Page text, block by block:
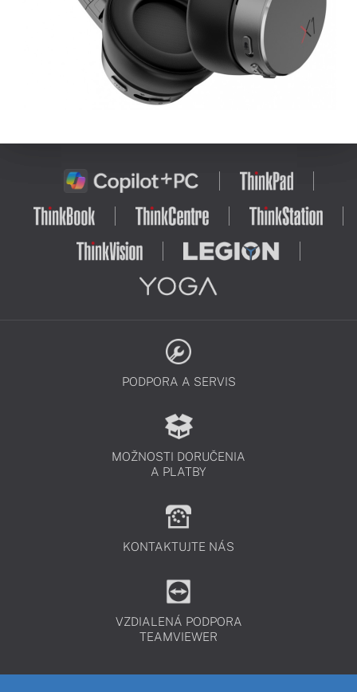
PODPORA A SERVIS
MOŽNOSTI DORUČENIA
A PLATBY
KONTAKTUJTE NÁS
VZDIALENÁ PODPORA
TEAMVIEWER